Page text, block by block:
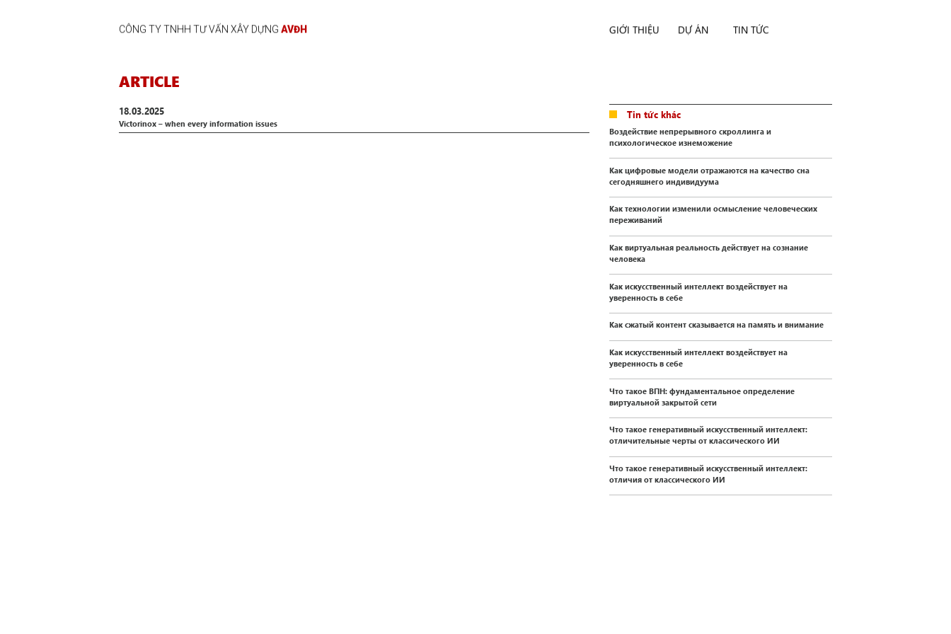
CÔNG TY TNHH TƯ VẤN XÂY DỰNG AVĐH GIỚI THIỆU DỰ ÁN TIN TỨC
ARTICLE
18.03.2025
Victorinox – when every information issues
Tin tức khác
Воздействие непрерывного скроллинга и
психологическое изнеможение
Как цифровые модели отражаются на качество сна
сегодняшнего индивидуума
Как технологии изменили осмысление человеческих
переживаний
Как виртуальная реальность действует на сознание
человека
Как искусственный интеллект воздействует на
уверенность в себе
Как сжатый контент сказывается на память и внимание
Как искусственный интеллект воздействует на
уверенность в себе
Что такое ВПН: фундаментальное определение
виртуальной закрытой сети
Что такое генеративный искусственный интеллект:
отличительные черты от классического ИИ
Что такое генеративный искусственный интеллект:
отличия от классического ИИ